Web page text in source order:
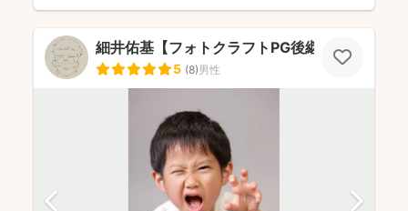
細井佑基【フォトクラフトPG後継ぎ】
5 (8)男性